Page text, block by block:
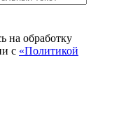
на обработку
с «Политикой